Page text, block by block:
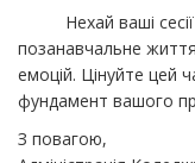
Нехай ваші сесії
позанавчальне
емоцій. Цінуйте цей
фундамент вашого
З повагою,